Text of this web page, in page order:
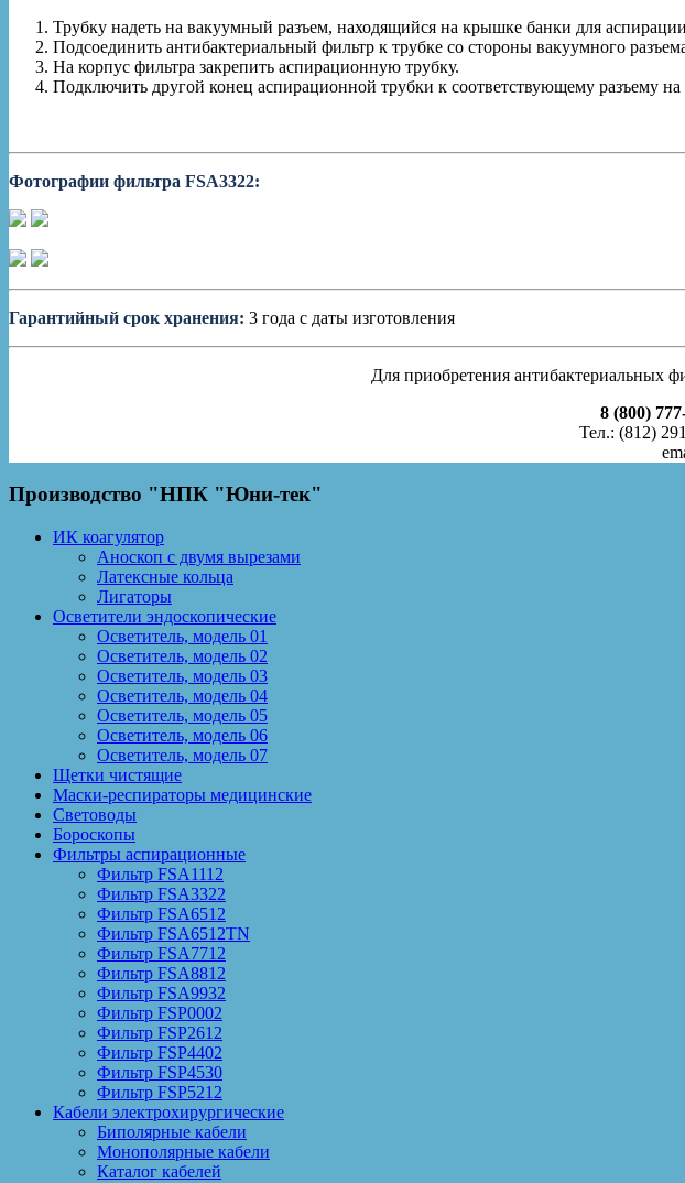
Трубку надеть на вакуумный разъем, находящийся на крышке банки для
Подсоединить антибактериальный фильтр к трубке со стороны вакуумного
На корпус фильтра закрепить аспирационную трубку.
Подключить другой конец аспирационной трубки к соответствующему разъему на
Фотографии фильтра FSA3322:
Гарантийный срок хранения: 3 года с даты изготовления
Для приобретения антибактериальных
8 (800)
Тел.: (812)
Производство "НПК "Юни-тек"
ИК коагулятор
Аноскоп с двумя вырезами
Латексные кольца
Лигаторы
Осветители эндоскопические
Осветитель, модель 01
Осветитель, модель 02
Осветитель, модель 03
Осветитель, модель 04
Осветитель, модель 05
Осветитель, модель 06
Осветитель, модель 07
Щетки чистящие
Маски-респираторы медицинские
Световоды
Бороскопы
Фильтры аспирационные
Фильтр FSA1112
Фильтр FSA3322
Фильтр FSA6512
Фильтр FSA6512TN
Фильтр FSA7712
Фильтр FSA8812
Фильтр FSA9932
Фильтр FSP0002
Фильтр FSP2612
Фильтр FSP4402
Фильтр FSP4530
Фильтр FSP5212
Кабели электрохирургические
Биполярные кабели
Монополярные кабели
Каталог кабелей